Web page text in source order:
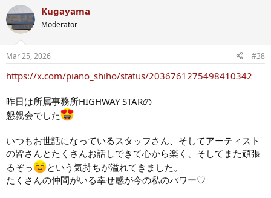
Kugayama
Moderator
Mar 25, 2026 #38
https://x.com/piano_shiho/status/2036761275498410342
昨日は所属事務所HIGHWAY STARの
懇親会でした
いつもお世話になっているスタッフさん、そしてアーティスト
の皆さんとたくさんお話しできて心から楽く、そしてまた頑張
るぞっ
という気持ちが溢れてきました。
たくさんの仲間がいる幸せ感が今の私のパワー♡